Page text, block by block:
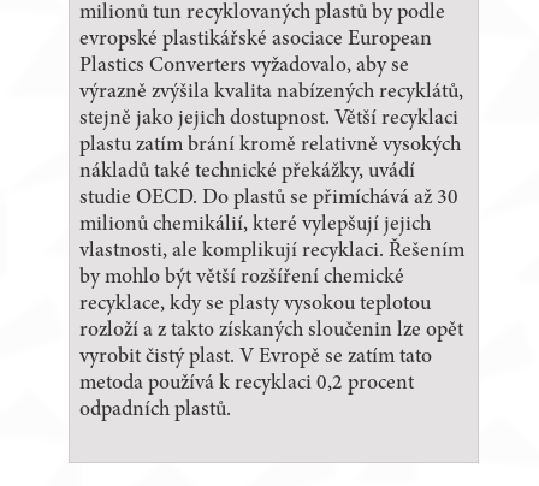
milionů tun recyklovaných plastů by podle
evropské plastikářské asociace European
Plastics Converters vyžadovalo, aby se
výrazně zvýšila kvalita nabízených recyklátů,
stejně jako jejich dostupnost. Větší recyklaci
plastu zatím brání kromě relativně vysokých
nákladů také technické překážky, uvádí
studie OECD. Do plastů se přimíchává až 30
milionů chemikálií, které vylepšují jejich
vlastnosti, ale komplikují recyklaci. Řešením
by mohlo být větší rozšíření chemické
recyklace, kdy se plasty vysokou teplotou
rozloží a z takto získaných sloučenin lze opět
vyrobit čistý plast. V Evropě se zatím tato
metoda používá k recyklaci 0,2 procent
odpadních plastů.